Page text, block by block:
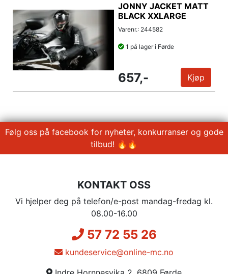
JONNY JACKET MATT
BLACK XXLARGE
Varenr.: 244582
1 på lager i Førde
657,- Kjøp
Følg oss på facebook for nyheter, konkurranser og gode
tilbud! 🔥🔥
KONTAKT OSS
Vi hjelper deg på telefon/e-post mandag-fredag kl.
08.00-16.00
57 72 55 26
kundeservice@online-mc.no